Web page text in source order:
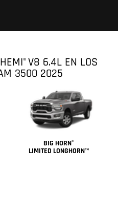
® V8 6.4L EN LOS
3500 2025
BIG HORN®
LIMITED LONGHORN™